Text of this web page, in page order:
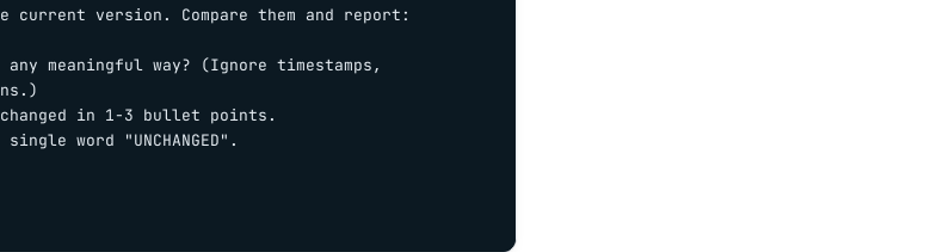
version. Compare them and report:
meaningful way? (Ignore timestamps,
in 1-3 bullet points.
word "UNCHANGED".